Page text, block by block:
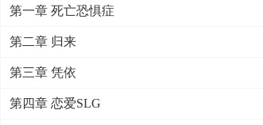
第一章 死亡恐惧症
第二章 归来
第三章 凭依
第四章 恋爱SLG